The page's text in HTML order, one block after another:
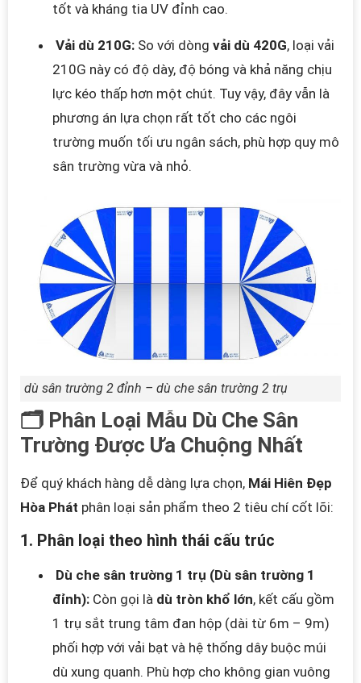
tốt và kháng tia UV đỉnh cao.
Vải dù 210G: So với dòng vải dù 420G, loại vải
210G này có độ dày, độ bóng và khả năng chịu
lực kéo thấp hơn một chút. Tuy vậy, đây vẫn là
phương án lựa chọn rất tốt cho các ngôi
trường muốn tối ưu ngân sách, phù hợp quy mô
sân trường vừa và nhỏ.
dù sân trường 2 đỉnh – dù che sân trường 2 trụ
🗂️ Phân Loại Mẫu Dù Che Sân
Trường Được Ưa Chuộng Nhất
Để quý khách hàng dễ dàng lựa chọn, Mái Hiên Đẹp
Hòa Phát phân loại sản phẩm theo 2 tiêu chí cốt lõi:
1. Phân loại theo hình thái cấu trúc
Dù che sân trường 1 trụ (Dù sân trường 1
đỉnh): Còn gọi là dù tròn khổ lớn, kết cấu gồm
1 trụ sắt trung tâm đan hộp (dài từ 6m – 9m)
phối hợp với vải bạt và hệ thống dây buộc múi
dù xung quanh. Phù hợp cho không gian vuông